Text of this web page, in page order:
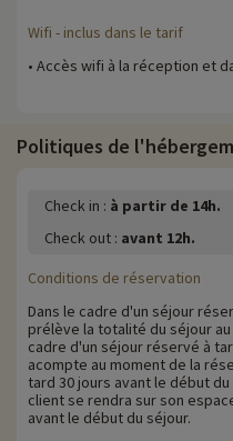
Wifi - inclus dans le tarif
• Accès wifi à la réception et
Politiques de
Check in : à partir de 14h.
Check out : avant 12h.
Conditions de réservation
Dans le cadre d'un séjour
prélève la totalité du séjour
cadre d'un séjour réservé à
acompte au moment de la
tard 30 jours avant le début
client se rendra sur son
avant le début du séjour.